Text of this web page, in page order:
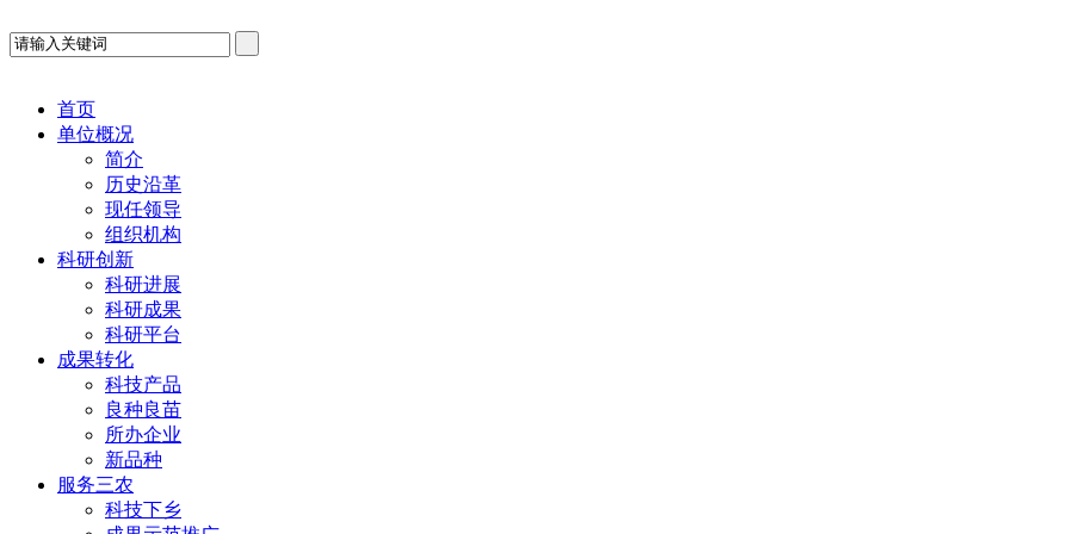
首页
单位概况
简介
历史沿革
现任领导
组织机构
科研创新
科研进展
科研成果
科研平台
成果转化
科技产品
良种良苗
所办企业
新品种
服务三农
科技下乡